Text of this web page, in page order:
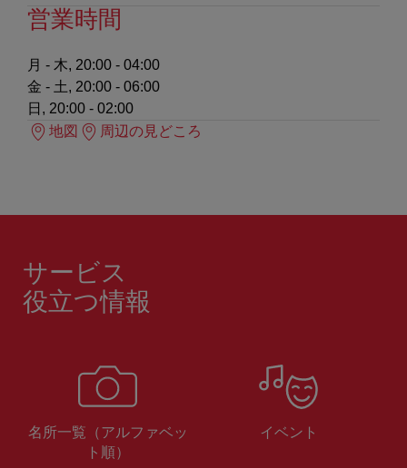
営業時間
月 - 木, 20:00 - 04:00
金 - 土, 20:00 - 06:00
日, 20:00 - 02:00
地図
周辺の見どころ
サービス
役立つ情報
名所一覧（アルファベッ
ト順）
イベント